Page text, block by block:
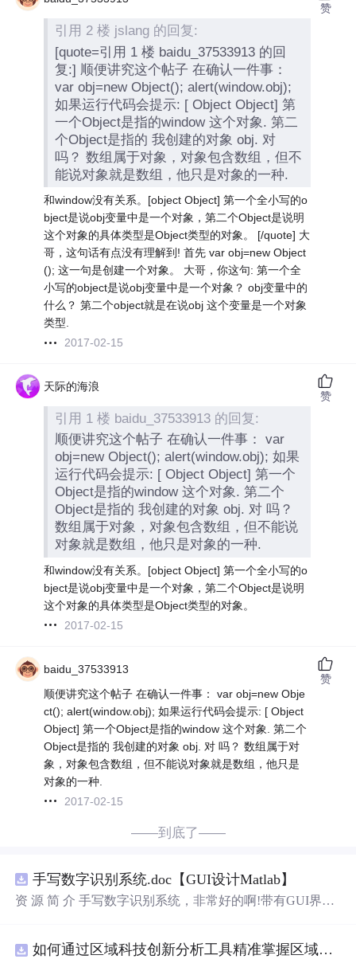
引用 2 楼 jslang 的回复:
[quote=引用 1 楼 baidu_37533913 的回
复:] 顺便讲究这个帖子 在确认一件事：
var obj=new Object(); alert(window.obj);
如果运行代码会提示: [ Object Object] 第
一个Object是指的window 这个对象. 第二
个Object是指的 我创建的对象 obj. 对
吗？ 数组属于对象，对象包含数组，但不
能说对象就是数组，他只是对象的一种.
和window没有关系。[object Object] 第一个全小写的o
bject是说obj变量中是一个对象，第二个Object是说明
这个对象的具体类型是Object类型的对象。 [/quote] 大
哥，这句话有点没有理解到! 首先 var obj=new Object
(); 这一句是创建一个对象。 大哥，你这句: 第一个全
小写的object是说obj变量中是一个对象？ obj变量中的
什么？ 第二个object就是在说obj 这个变量是一个对象
类型.
2017-02-15
赞
天际的海浪
引用 1 楼 baidu_37533913 的回复:
顺便讲究这个帖子 在确认一件事： var
obj=new Object(); alert(window.obj); 如果
运行代码会提示: [ Object Object] 第一个
Object是指的window 这个对象. 第二个
Object是指的 我创建的对象 obj. 对 吗？
数组属于对象，对象包含数组，但不能说
对象就是数组，他只是对象的一种.
和window没有关系。[object Object] 第一个全小写的o
bject是说obj变量中是一个对象，第二个Object是说明
这个对象的具体类型是Object类型的对象。
2017-02-15
赞
baidu_37533913
顺便讲究这个帖子 在确认一件事： var obj=new Obje
ct(); alert(window.obj); 如果运行代码会提示: [ Object
Object] 第一个Object是指的window 这个对象. 第二个
Object是指的 我创建的对象 obj. 对 吗？ 数组属于对
象，对象包含数组，但不能说对象就是数组，他只是
对象的一种.
2017-02-15
赞
——到底了——
手写数字识别系统.doc【GUI设计Matlab】
资 源 简 介 手写数字识别系统，非常好的啊!带有GUI界
带有直观的图形用户界面（GUI），非常容易使用。你只
如何通过区域科技创新分析工具精准掌握区域创新要素分布与产业链融合现状？.docx